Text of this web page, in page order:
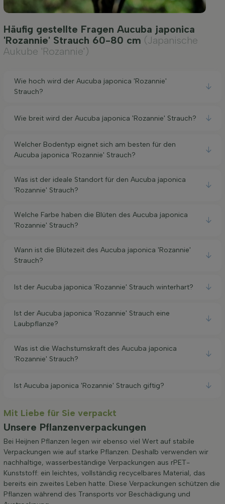
Häufig gestellte Fragen Aucuba japonica
'Rozannie' Strauch 60-80 cm (Japanische
Aukube 'Rozannie')
Wie hoch wird der Aucuba japonica 'Rozannie'
Strauch?
Wie breit wird der Aucuba japonica 'Rozannie' Strauch?
Welcher Bodentyp eignet sich am besten für den
Aucuba japonica 'Rozannie' Strauch?
Was ist der ideale Standort für den Aucuba japonica
'Rozannie' Strauch?
Welche Farbe haben die Blüten des Aucuba japonica
'Rozannie' Strauch?
Wann ist die Blütezeit des Aucuba japonica 'Rozannie'
Strauch?
Ist der Aucuba japonica 'Rozannie' Strauch winterhart?
Ist der Aucuba japonica 'Rozannie' Strauch eine
Laubpflanze?
Was ist die Wachstumskraft des Aucuba japonica
'Rozannie' Strauch?
Ist Aucuba japonica 'Rozannie' Strauch giftig?
Mit Liebe für Sie verpackt
Unsere Pflanzenverpackungen
Bei Heijnen Pflanzen legen wir ebenso viel Wert auf stabile
Verpackungen wie auf starke Pflanzen. Deshalb verwenden wir
nachhaltige, wasserbeständige Verpackungen aus rPET-
Kunststoff: ein leichtes, vollständig recycelbares Material, das
bereits ein zweites Leben hatte. Diese Verpackungen schützen die
Pflanzen während des Transports vor Beschädigung und